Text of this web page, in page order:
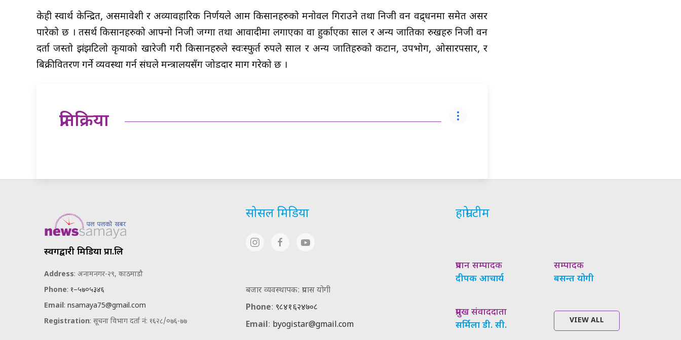
केही स्वार्थ केन्द्रित, असमावेशी र अव्यावहारिक निर्णयले आम किसानहरुको मनोवल गिराउने तथा निजी वन प्रवद्र्धनमा समेत असर
पारेको छ । तसर्थ किसानहरुको आफ्नो निजी जग्गा तथा आवादीमा लगाएका वा हुर्काएका साल र अन्य प्रजातिका रुखहरु निजी वन
दर्ता जस्तो झंझटिलो प्रकृयाको खारेजी गरी किसानहरुले स्वःस्फुर्त रुपले साल र अन्य प्रजातिहरुको कटान, उपभोग, ओसारपसार, र
बिक्रीवितरण गर्ने व्यवस्था गर्न संघले मन्त्रालयसँग जोडदार माग गरेको छ ।
प्रतिक्रिया
स्वर्गद्वारी मिडिया प्रा.लि
Address: अनामनगर-२९, काठमाडौ
Phone: १–५७०५३४६
Email: nsamaya75@gmail.com
Registration: सूचना विभाग दर्ता नं: १६२८/०७६-७७
सोसल मिडिया
बजार व्यवस्थापक: प्रयास योगी
Phone: ९८४१६२४७०८
Email: byogistar@gmail.com
हाम्रो टीम
प्रधान सम्पादक
दीपक आचार्य
सम्पादक
बसन्त योगी
प्रमुख संवाददाता
सर्मिला डी. सी.
VIEW ALL